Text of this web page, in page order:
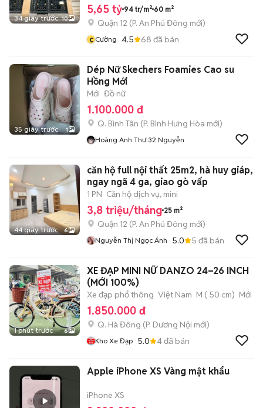
34 giây trước 10
5,65 tỷ 94 tr/m² 60 m²
Quận 12 (P. An Phú Đông mới)
c Cường 4.5 68 đã bán
35 giây trước 1
Dép Nữ Skechers Foamies Cao su
Hồng Mới
Mới Đồ nữ
1.100.000 đ
Q. Bình Tân (P. Bình Hưng Hòa mới)
Hoàng Anh Thư 32 Nguyễn
44 giây trước 6
căn hộ full nội thất 25m2, hà huy giáp,
ngay ngã 4 ga, giao gò vấp
1 PN Căn hộ dịch vụ, mini
3,8 triệu/tháng 25 m²
Quận 12 (P. An Phú Đông mới)
Nguyễn Thị Ngọc Ánh 5.0 5 đã bán
1 phút trước 6
XE ĐẠP MINI NỮ DANZO 24–26 INCH
(MỚI 100%)
Xe đạp phổ thông Việt Nam M ( 50 cm) Mới
1.850.000 đ
Q. Hà Đông (P. Dương Nội mới)
Kho Xe Đạp 5.0 4đã bán
Apple iPhone XS Vàng mật khẩu
iPhone XS